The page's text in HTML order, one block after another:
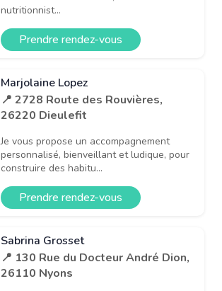
nutritionnist...
Prendre rendez-vous
Marjolaine Lopez
📍 2728 Route des Rouvières,
26220 Dieulefit
Je vous propose un accompagnement
personnalisé, bienveillant et ludique, pour
construire des habitu...
Prendre rendez-vous
Sabrina Grosset
📍 130 Rue du Docteur André Dion,
26110 Nyons